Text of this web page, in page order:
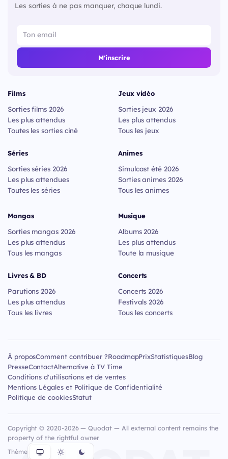
Les sorties à ne pas manquer, chaque lundi.
M'inscrire
Films
Sorties films 2026
Les plus attendus
Toutes les sorties ciné
Séries
Sorties séries 2026
Les plus attendues
Toutes les séries
Jeux vidéo
Sorties jeux 2026
Les plus attendus
Tous les jeux
Animes
Simulcast été 2026
Sorties animes 2026
Tous les animes
Mangas
Sorties mangas 2026
Les plus attendus
Tous les mangas
Livres & BD
Parutions 2026
Les plus attendus
Tous les livres
Musique
Albums 2026
Les plus attendus
Toute la musique
Concerts
Concerts 2026
Festivals 2026
Tous les concerts
À proposComment contribuer ?RoadmapPrixStatistiquesBlog
PresseContactAlternative à TV Time
Conditions d'utilisations et de ventes
Mentions Légales et Politique de Confidentialité
Politique de cookiesStatut
Copyright © 2020-2026 — Quodat — All external content remains the
property of the rightful owner
Thème